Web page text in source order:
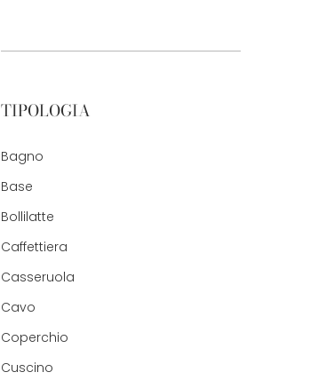
TIPOLOGIA
Bagno
Base
Bollilatte
Caffettiera
Casseruola
Cavo
Coperchio
Cuscino